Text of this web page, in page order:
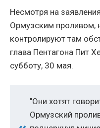
Несмотря на
Ормузским
контролируют там
глава Пентагона Пит
субботу, 30 мая.
"Они хотят
Ормузский